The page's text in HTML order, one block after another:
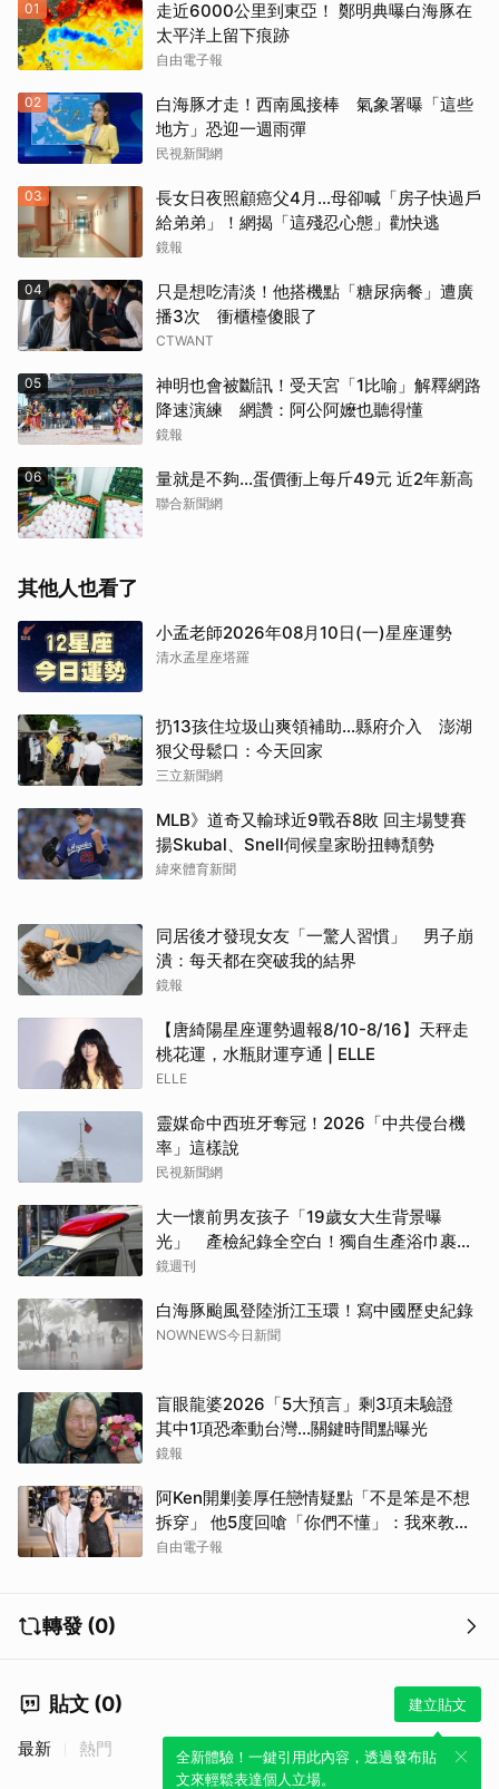
01
走近6000公里到東亞！ 鄭明典曝白海豚在
太平洋上留下痕跡
自由電子報
02
白海豚才走！西南風接棒 氣象署曝「這些
地方」恐迎一週雨彈
民視新聞網
03
長女日夜照顧癌父4月…母卻喊「房子快過戶
給弟弟」！網揭「這殘忍心態」勸快逃
鏡報
04
只是想吃清淡！他搭機點「糖尿病餐」遭廣
播3次 衝櫃檯傻眼了
CTWANT
05
神明也會被斷訊！受天宮「1比喻」解釋網路
降速演練 網讚：阿公阿嬤也聽得懂
鏡報
06 量就是不夠…蛋價衝上每斤49元 近2年新高
聯合新聞網
其他人也看了
小孟老師2026年08月10日(一)星座運勢
清水孟星座塔羅
扔13孩住垃圾山爽領補助…縣府介入 澎湖
狠父母鬆口：今天回家
三立新聞網
MLB》道奇又輸球近9戰吞8敗 回主場雙賽
揚Skubal、Snell伺候皇家盼扭轉頹勢
緯來體育新聞
同居後才發現女友「一驚人習慣」 男子崩
潰：每天都在突破我的結界
鏡報
【唐綺陽星座運勢週報8/10-8/16】天秤走
桃花運，水瓶財運亨通 | ELLE
ELLE
靈媒命中西班牙奪冠！2026「中共侵台機
率」這樣說
民視新聞網
大一懷前男友孩子「19歲女大生背景曝
光」 產檢紀錄全空白！獨自生產浴巾裹嬰
屍藏家5天
鏡週刊
白海豚颱風登陸浙江玉環！寫中國歷史紀錄
NOWNEWS今日新聞
盲眼龍婆2026「5大預言」剩3項未驗證
其中1項恐牽動台灣...關鍵時間點曝光
鏡報
阿Ken開剿姜厚任戀情疑點「不是笨是不想
拆穿」 他5度回嗆「你們不懂」：我來教育
你們
自由電子報
轉發 (0)
貼文 (0) 建立貼文
全新體驗！一鍵引用此內容，透過發布貼
文來輕鬆表達個人立場。
最新 熱門